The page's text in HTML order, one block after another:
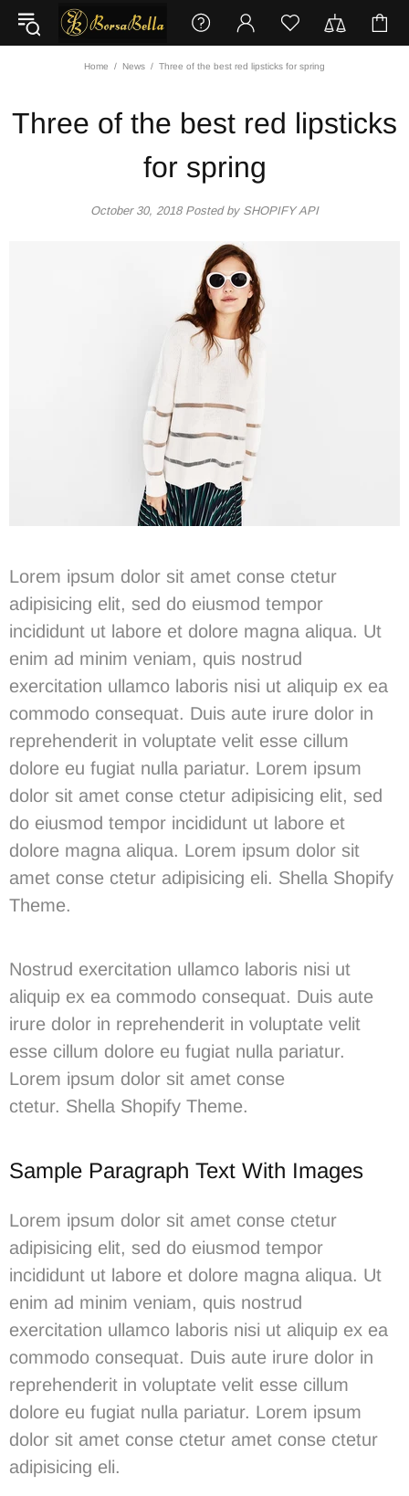
Home News Three of the best red lipsticks for spring
Three of the best red lipsticks
for spring
October 30, 2018Posted by SHOPIFY API
Lorem ipsum dolor sit amet conse ctetur
adipisicing elit, sed do eiusmod tempor
incididunt ut labore et dolore magna aliqua. Ut
enim ad minim veniam, quis nostrud
exercitation ullamco laboris nisi ut aliquip ex ea
commodo consequat. Duis aute irure dolor in
reprehenderit in voluptate velit esse cillum
dolore eu fugiat nulla pariatur. Lorem ipsum
dolor sit amet conse ctetur adipisicing elit, sed
do eiusmod tempor incididunt ut labore et
dolore magna aliqua. Lorem ipsum dolor sit
amet conse ctetur adipisicing eli. Shella Shopify
Theme.
Nostrud exercitation ullamco laboris nisi ut
aliquip ex ea commodo consequat. Duis aute
irure dolor in reprehenderit in voluptate velit
esse cillum dolore eu fugiat nulla pariatur.
Lorem ipsum dolor sit amet conse
ctetur. Shella Shopify Theme.
Sample Paragraph Text With Images
Lorem ipsum dolor sit amet conse ctetur
adipisicing elit, sed do eiusmod tempor
incididunt ut labore et dolore magna aliqua. Ut
enim ad minim veniam, quis nostrud
exercitation ullamco laboris nisi ut aliquip ex ea
commodo consequat. Duis aute irure dolor in
reprehenderit in voluptate velit esse cillum
dolore eu fugiat nulla pariatur. Lorem ipsum
dolor sit amet conse ctetur amet conse ctetur
adipisicing eli.